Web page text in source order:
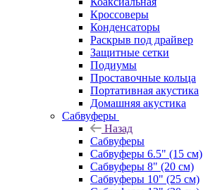
Кроссоверы
Конденсаторы
Раскрыв под драйвер
Защитные сетки
Подиумы
Проставочные кольца
Портативная акустика
Домашняя акустика
Сабвуферы
Назад
Сабвуферы
Сабвуферы 6.5" (15 см)
Сабвуферы 8" (20 см)
Сабвуферы 10" (25 см)